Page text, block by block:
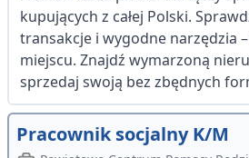
kupujących z całej Polski.
transakcje i wygodne narzędzia
miejscu. Znajdź wymarzoną
sprzedaj swoją bez zbędnych
Pracownik socjalny K/M